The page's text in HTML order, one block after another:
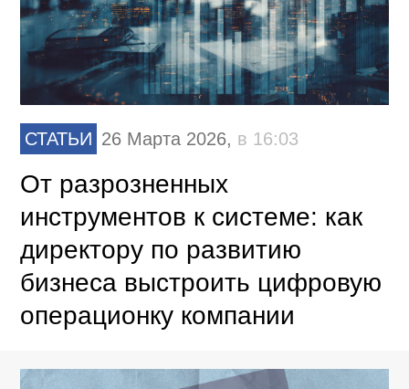
СТАТЬИ 26 Марта 2026, в 16:03
От разрозненных
инструментов к системе: как
директору по развитию
бизнеса выстроить цифровую
операционку компании